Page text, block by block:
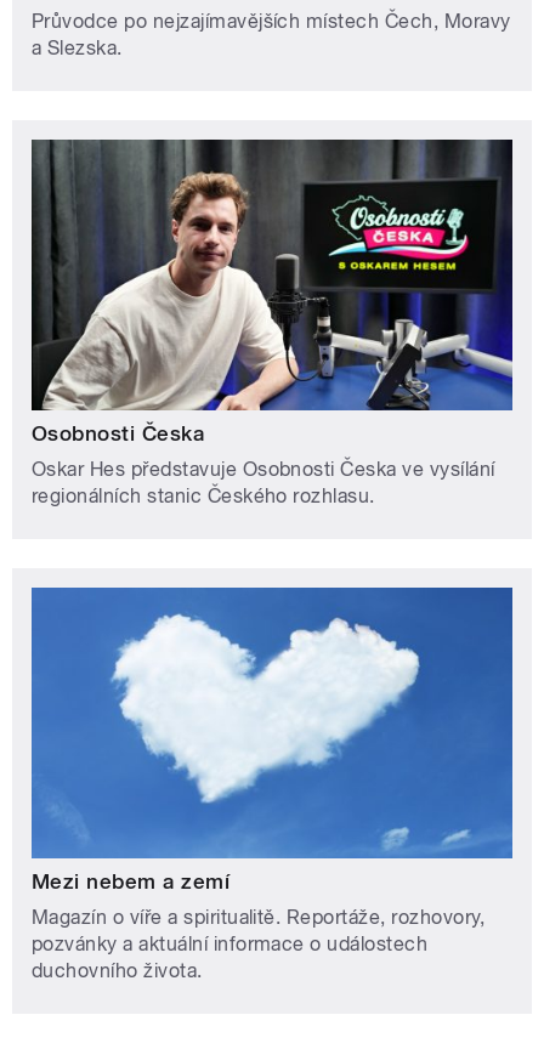
Průvodce po nejzajímavějších místech Čech, Moravy
a Slezska.
Osobnosti Česka
Oskar Hes představuje Osobnosti Česka ve vysílání
regionálních stanic Českého rozhlasu.
Mezi nebem a zemí
Magazín o víře a spiritualitě. Reportáže, rozhovory,
pozvánky a aktuální informace o událostech
duchovního života.